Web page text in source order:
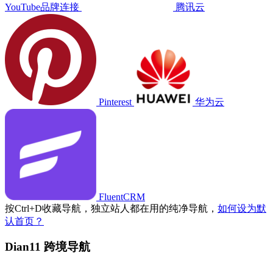
YouTube品牌连接 腾讯云
Pinterest 华为云
FluentCRM
按Ctrl+D收藏导航，独立站人都在用的纯净导航， 如何设为默
认首页？
Dian11 跨境导航